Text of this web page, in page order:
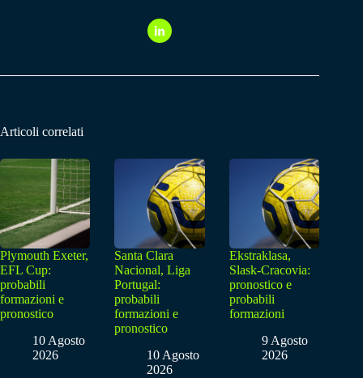
Articoli correlati
Plymouth Exeter,
EFL Cup:
probabili
formazioni e
pronostico
10 Agosto
2026
Santa Clara
Nacional, Liga
Portugal:
probabili
formazioni e
pronostico
10 Agosto
2026
Ekstraklasa,
Slask-Cracovia:
pronostico e
probabili
formazioni
9 Agosto
2026